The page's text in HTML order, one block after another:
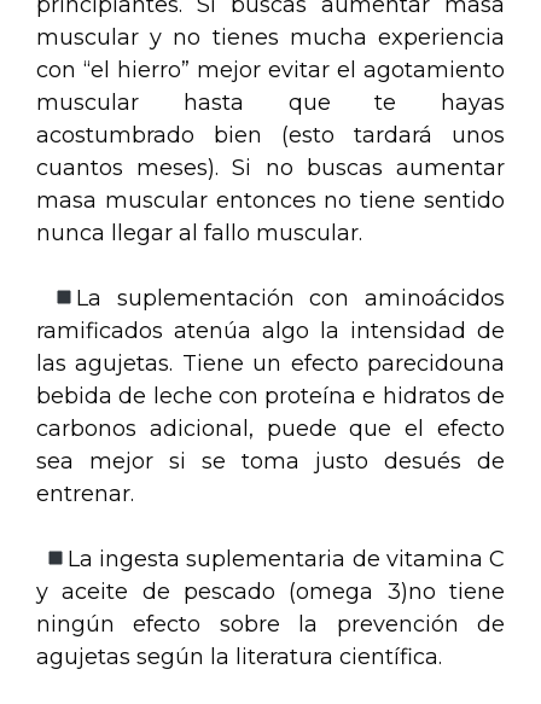
muscular y no tienes mucha experiencia
con “el hierro” mejor evitar el agotamiento
muscular hasta que te hayas
acostumbrado bien (esto tardará unos
cuantos meses). Si no buscas aumentar
masa muscular entonces no tiene sentido
nunca llegar al fallo muscular.
La suplementación con aminoácidos
ramificados atenúa algo la intensidad de
las agujetas. Tiene un efecto parecidouna
bebida de leche con proteína e hidratos de
carbonos adicional, puede que el efecto
sea mejor si se toma justo desués de
entrenar.
La ingesta suplementaria de vitamina C
y aceite de pescado (omega 3)no tiene
ningún efecto sobre la prevención de
agujetas según la literatura científica.